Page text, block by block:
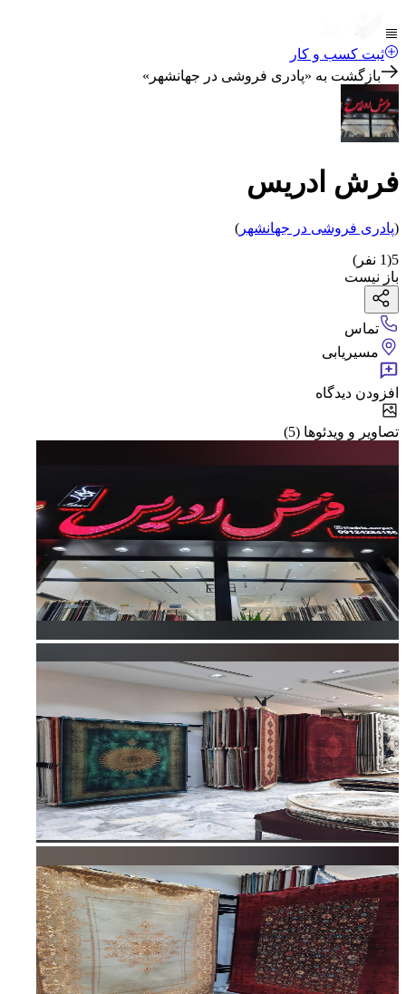
ثبت کسب و کار
بازگشت به «پادری فروشی در جهانشهر »
فرش ادریس
(پادری فروشی در جهانشهر )
5
(
1 نفر)
باز نیست
تماس
مسیریابی
افزودن دیدگاه
تصاویر و ویدئوها (5)